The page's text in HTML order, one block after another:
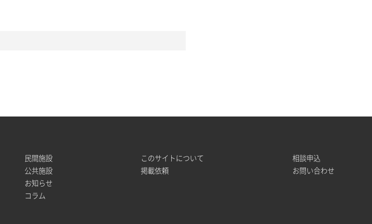
民間施設
公共施設
お知らせ
コラム
このサイトについて
掲載依頼
相談申込
お問い合わせ